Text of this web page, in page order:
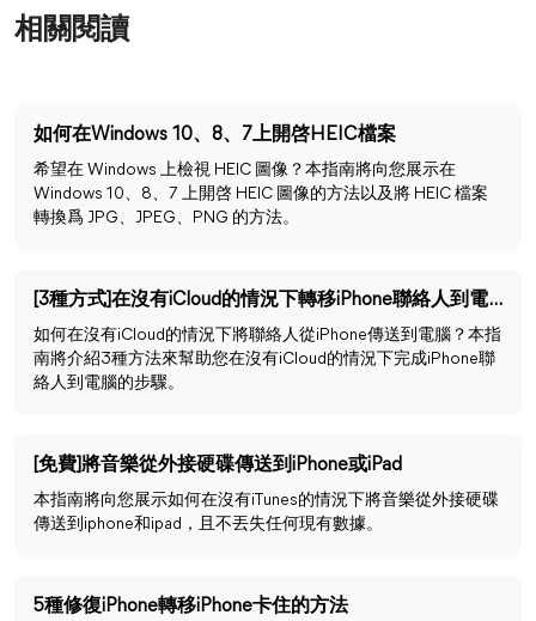
相關閱讀
如何在Windows 10、8、7上開啓HEIC檔案
希望在 Windows 上檢視 HEIC 圖像？本指南將向您展示在
Windows 10、8、7 上開啓 HEIC 圖像的方法以及將 HEIC 檔案
轉換爲 JPG、JPEG、PNG 的方法。
[3種方式]在沒有iCloud的情況下轉移iPhone聯絡人到電腦
如何在沒有iCloud的情況下將聯絡人從iPhone傳送到電腦？本指
南將介紹3種方法來幫助您在沒有iCloud的情況下完成iPhone聯
絡人到電腦的步驟。
[免費]將音樂從外接硬碟傳送到iPhone或iPad
本指南將向您展示如何在沒有iTunes的情況下將音樂從外接硬碟
傳送到iphone和ipad，且不丟失任何現有數據。
5種修復iPhone轉移iPhone卡住的方法